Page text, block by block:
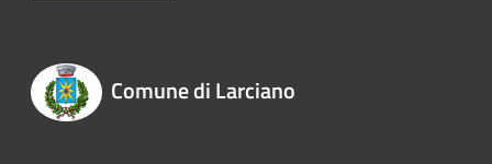
Comune di Larciano